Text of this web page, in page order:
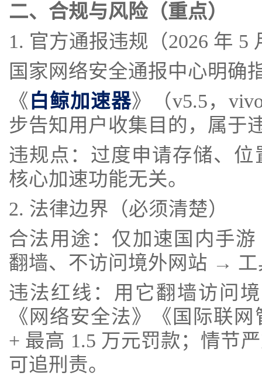
二、合规与风险（重点）
1. 官方通报违规（2026 年 5
国家网络安全通报中心明确
《 白鲸加速器》（v5.5，
步告知用户收集目的，属于
违规点：过度申请存储、
核心加速功能无关。
2. 法律边界（必须清楚）
合法用途：仅加速国内手
翻墙、不访问境外网站 →
违法红线：用它翻墙访问
《网络安全法》《国际联
+ 最高 1.5 万元罚款；情节
可追刑责。